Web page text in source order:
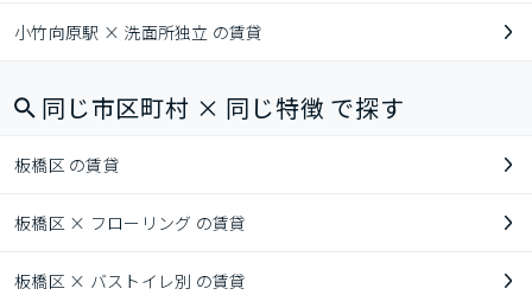
小竹向原駅 × 洗面所独立 の賃貸
同じ市区町村 × 同じ特徴 で探す
板橋区 の賃貸
板橋区 × フローリング の賃貸
板橋区 × バストイレ別 の賃貸